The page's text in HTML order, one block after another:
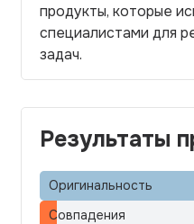
продукты, которые
специалистами для
задач.
Результаты
Оригинальность
Совпадения